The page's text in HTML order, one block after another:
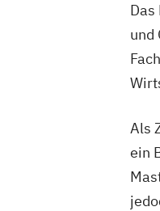
und
Als
ein